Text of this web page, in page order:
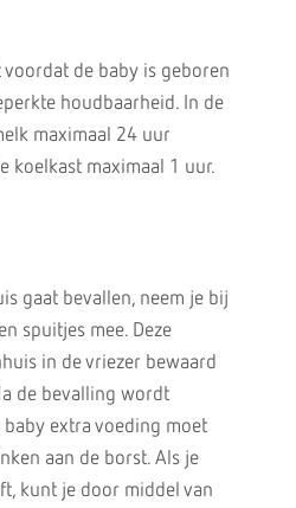
de baby is geboren
houdbaarheid. In de
maximaal 24 uur
koelkast maximaal 1 uur.
gaat bevallen, neem je bij
spuitjes mee. Deze
in de vriezer bewaard
de bevalling wordt
extra voeding moet
aan de borst. Als je
kunt je door middel van